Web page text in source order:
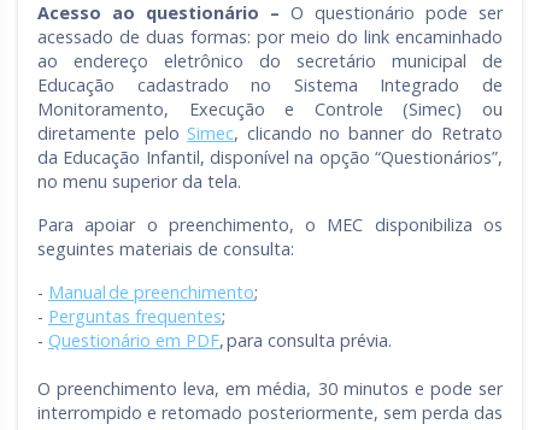
Acesso ao questionário – O questionário pode ser
acessado de duas formas: por meio do link encaminhado
ao endereço eletrônico do secretário municipal de
Educação cadastrado no Sistema Integrado de
Monitoramento, Execução e Controle (Simec) ou
diretamente pelo Simec, clicando no banner do Retrato
da Educação Infantil, disponível na opção “Questionários”,
no menu superior da tela.
Para apoiar o preenchimento, o MEC disponibiliza os
seguintes materiais de consulta:
- Manual de preenchimento;
- Perguntas frequentes;
- Questionário em PDF, para consulta prévia.
O preenchimento leva, em média, 30 minutos e pode ser
interrompido e retomado posteriormente, sem perda das